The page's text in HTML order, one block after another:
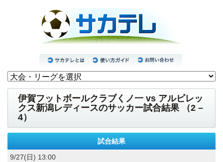
伊賀フットボールクラブくノ一 vs アルビレッ
クス新潟レディースのサッカー試合結果 （2 –
4）
試合結果
9/27(日) 13:00